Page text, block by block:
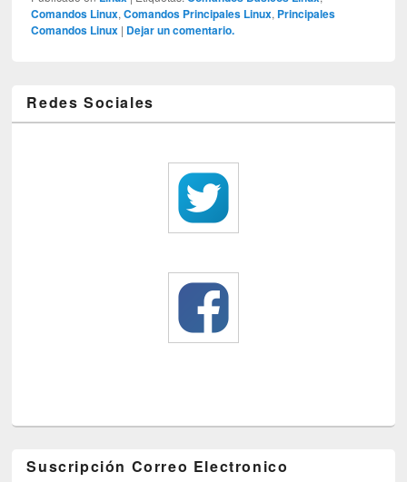
Comandos Linux,Comandos Principales Linux, Principales
Comandos Linux | Dejar un comentario.
Redes Sociales
Suscripción Correo Electronico